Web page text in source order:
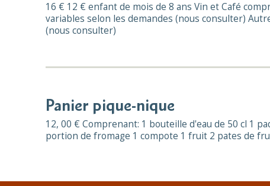
16 € 12 € enfant de mois de 8 ans Vin et Café
variables selon les demandes (nous consulter)
(nous consulter)
Panier pique-nique
12, 00 € Comprenant: 1 bouteille d'eau de 50 cl 1
portion de fromage 1 compote 1 fruit 2 pates de